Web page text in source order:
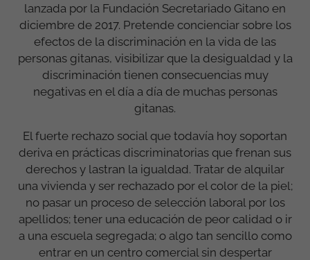
lanzada por la Fundación Secretariado Gitano en
diciembre de 2017. Pretende concienciar sobre los
efectos de la discriminación en la vida de las
personas gitanas, visibilizar que la desigualdad y la
discriminación tienen consecuencias muy
negativas en el día a día de muchas personas
gitanas.
El fuerte rechazo social que todavía hoy soportan
deriva en prácticas discriminatorias que frenan sus
derechos y lastran la igualdad. Tratar de alquilar
una vivienda y ser rechazado por el color de la piel;
no pasar un proceso de selección laboral por los
apellidos; tener una educación de peor calidad o ir
a una escuela segregada; o algo tan sencillo como
entrar en un centro comercial sin despertar